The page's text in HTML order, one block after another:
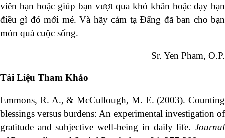
viên bạn hoặc giúp bạn vượt qua khó khăn hoặc dạy bạn
điều gì đó mới mẻ. Và hãy cảm tạ Đấng đã ban cho bạn
món quà cuộc sống.
Sr. Yen Pham, O.P.
Tài Liệu Tham Khảo
Emmons, R. A., & McCullough, M. E. (2003). Counting
blessings versus burdens: An experimental investigation of
gratitude and subjective well-being in daily life. Journal